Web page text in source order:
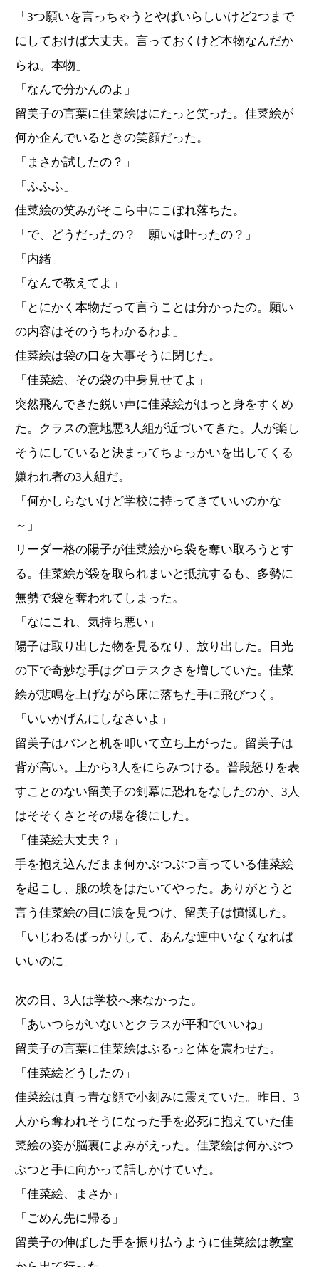
「3つ願いを言っちゃうとやばいらしいけど2つまで
にしておけば大丈夫。言っておくけど本物なんだか
らね。本物」
「なんで分かんのよ」
留美子の言葉に佳菜絵はにたっと笑った。佳菜絵が
何か企んでいるときの笑顔だった。
「まさか試したの？」
「ふふふ」
佳菜絵の笑みがそこら中にこぼれ落ちた。
「で、どうだったの？ 願いは叶ったの？」
「内緒」
「なんで教えてよ」
「とにかく本物だって言うことは分かったの。願い
の内容はそのうちわかるわよ」
佳菜絵は袋の口を大事そうに閉じた。
「佳菜絵、その袋の中身見せてよ」
突然飛んできた鋭い声に佳菜絵がはっと身をすくめ
た。クラスの意地悪3人組が近づいてきた。人が楽し
そうにしていると決まってちょっかいを出してくる
嫌われ者の3人組だ。
「何かしらないけど学校に持ってきていいのかな
～」
リーダー格の陽子が佳菜絵から袋を奪い取ろうとす
る。佳菜絵が袋を取られまいと抵抗するも、多勢に
無勢で袋を奪われてしまった。
「なにこれ、気持ち悪い」
陽子は取り出した物を見るなり、放り出した。日光
の下で奇妙な手はグロテスクさを増していた。佳菜
絵が悲鳴を上げながら床に落ちた手に飛びつく。
「いいかげんにしなさいよ」
留美子はバンと机を叩いて立ち上がった。留美子は
背が高い。上から3人をにらみつける。普段怒りを表
すことのない留美子の剣幕に恐れをなしたのか、3人
はそそくさとその場を後にした。
「佳菜絵大丈夫？」
手を抱え込んだまま何かぶつぶつ言っている佳菜絵
を起こし、服の埃をはたいてやった。ありがとうと
言う佳菜絵の目に涙を見つけ、留美子は憤慨した。
「いじわるばっかりして、あんな連中いなくなれば
いいのに」
次の日、3人は学校へ来なかった。
「あいつらがいないとクラスが平和でいいね」
留美子の言葉に佳菜絵はぶるっと体を震わせた。
「佳菜絵どうしたの」
佳菜絵は真っ青な顔で小刻みに震えていた。昨日、3
人から奪われそうになった手を必死に抱えていた佳
菜絵の姿が脳裏によみがえった。佳菜絵は何かぶつ
ぶつと手に向かって話しかけていた。
「佳菜絵、まさか」
「ごめん先に帰る」
留美子の伸ばした手を振り払うように佳菜絵は教室